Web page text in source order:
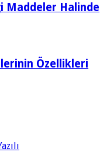
Maddeler Halinde
Özellikleri